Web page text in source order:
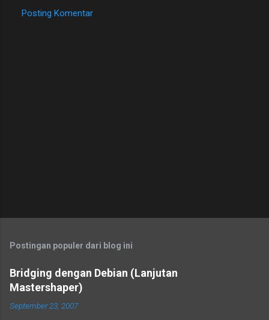
Posting Komentar
Postingan populer dari blog ini
Bridging dengan Debian (Lanjutan
Mastershaper)
September 23, 2007